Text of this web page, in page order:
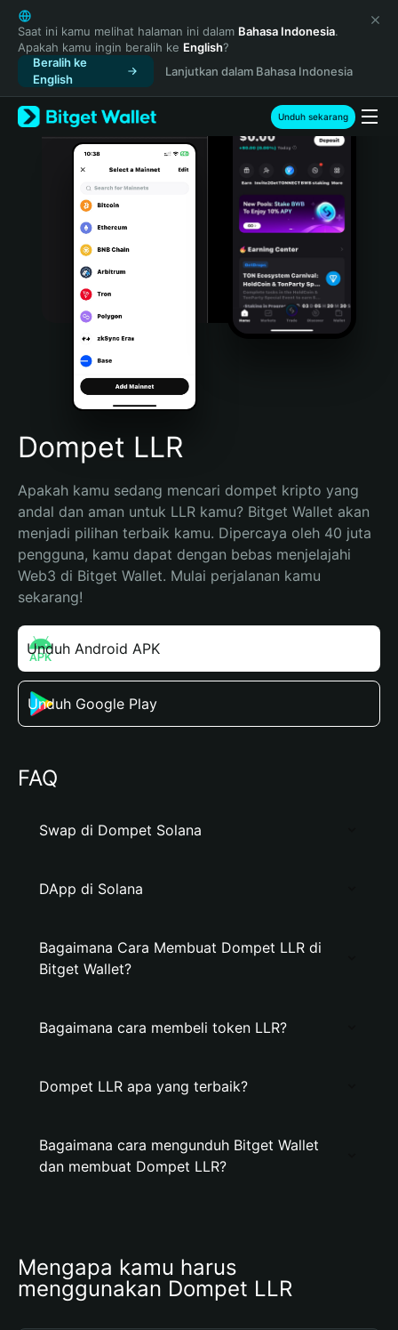
English
日本語
Tiếng Việt
Русский
Español (Latinoamérica)
Türkçe
Italiano
Português (Portugal)
Bahasa Indonesia
Português (Brasil)
Español (Argentina)
Saat ini kamu melihat halaman ini dalam Bahasa Indonesia.
Apakah kamu ingin beralih ke English?
Beralih ke
English
Lanjutkan dalam Bahasa Indonesia
Unduh sekarang
Dompet LLR
Apakah kamu sedang mencari dompet kripto yang
andal dan aman untuk LLR kamu? Bitget Wallet akan
menjadi pilihan terbaik kamu. Dipercaya oleh 40 juta
pengguna, kamu dapat dengan bebas menjelajahi
Web3 di Bitget Wallet. Mulai perjalanan kamu
sekarang!
Unduh Android APK
Unduh Google Play
FAQ
Swap di Dompet Solana
DApp di Solana
Bagaimana Cara Membuat Dompet LLR di
Bitget Wallet?
Bagaimana cara membeli token LLR?
Dompet LLR apa yang terbaik?
Bagaimana cara mengunduh Bitget Wallet
dan membuat Dompet LLR?
Mengapa kamu harus
menggunakan Dompet LLR